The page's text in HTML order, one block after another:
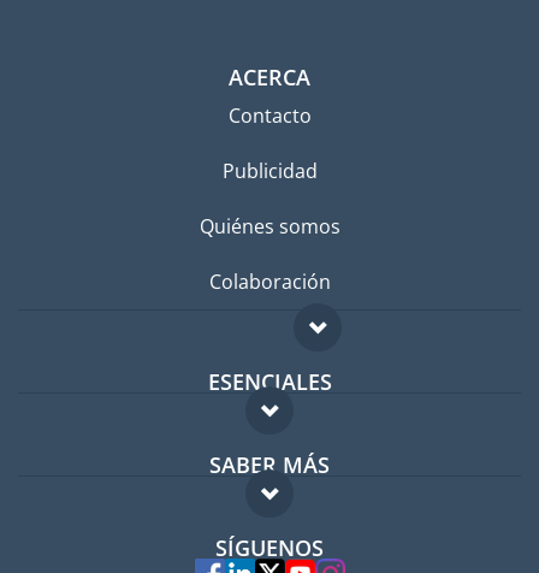
ACERCA
Contacto
Publicidad
Quiénes somos
Colaboración
ESENCIALES
Foro para expatriados
Guía para expatriados
Trabajos en el extranjero
SABER MÁS
FAQ
Expertos
SÍGUENOS